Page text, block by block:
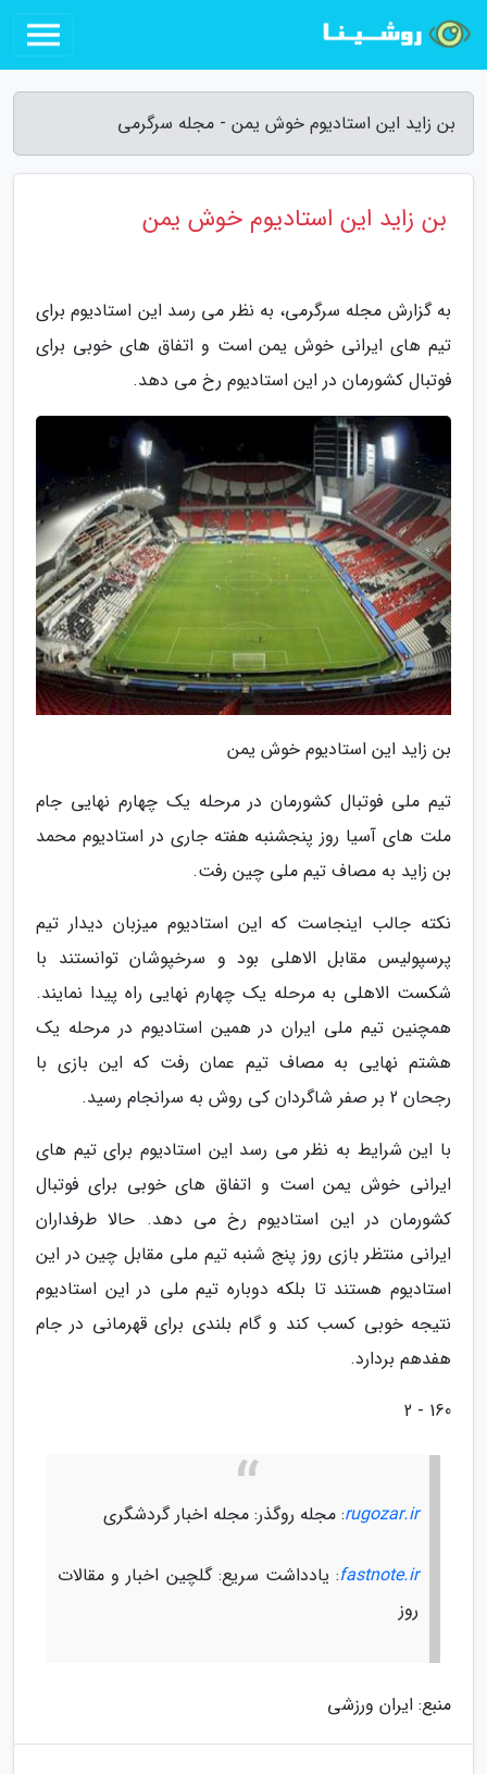
بن زاید این استادیوم خوش یمن - مجله سرگرمی
بن زاید این استادیوم خوش یمن
به گزارش مجله سرگرمی، به نظر می رسد این استادیوم برای
تیم های ایرانی خوش یمن است و اتفاق های خوبی برای
فوتبال کشورمان در این استادیوم رخ می دهد.
بن زاید این استادیوم خوش یمن
تیم ملی فوتبال کشورمان در مرحله یک چهارم نهایی جام
ملت های آسیا روز پنجشنبه هفته جاری در استادیوم محمد
بن زاید به مصاف تیم ملی چین رفت.
نکته جالب اینجاست که این استادیوم میزبان دیدار تیم
پرسپولیس مقابل الاهلی بود و سرخپوشان توانستند با
شکست الاهلی به مرحله یک چهارم نهایی راه پیدا نمایند.
همچنین تیم ملی ایران در همین استادیوم در مرحله یک
هشتم نهایی به مصاف تیم عمان رفت که این بازی با
رجحان 2 بر صفر شاگردان کی روش به سرانجام رسید.
با این شرایط به نظر می رسد این استادیوم برای تیم های
ایرانی خوش یمن است و اتفاق های خوبی برای فوتبال
کشورمان در این استادیوم رخ می دهد. حالا طرفداران
ایرانی منتظر بازی روز پنج شنبه تیم ملی مقابل چین در این
استادیوم هستند تا بلکه دوباره تیم ملی در این استادیوم
نتیجه خوبی کسب کند و گام بلندی برای قهرمانی در جام
هفدهم بردارد.
160 - 2
rugozar.ir: مجله روگذر: مجله اخبار گردشگری
fastnote.ir: یادداشت سریع: گلچین اخبار و مقالات
روز
منبع: ایران ورزشی